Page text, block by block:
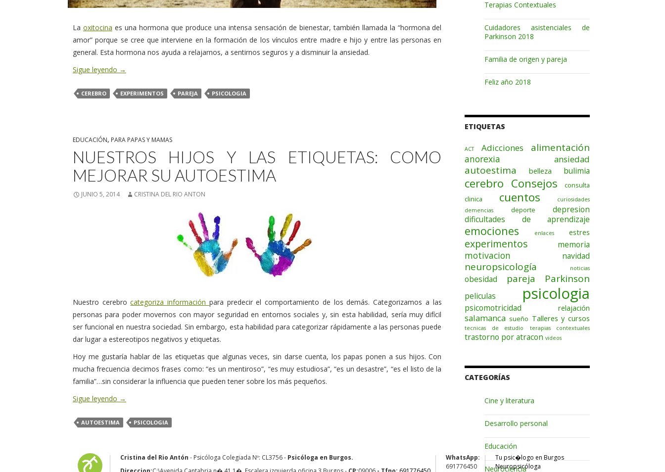
La oxitocina es una hormona que produce una intensa sensación de bienestar, también llamada la “hormona del
amor” porque se cree que interviene en la formación de los vínculos entre madre e hijo y entre las personas en
general. Esta hormona nos ayuda a relajarnos, a sentirnos seguros y a disminuir la ansiedad.
Sigue leyendo →
CEREBRO EXPERIMENTOS PAREJA PSICOLOGIA
EDUCACIÓN, PARA PAPAS Y MAMAS
NUESTROS HIJOS Y LAS ETIQUETAS: COMO
MEJORAR SU AUTOESTIMA
JUNIO 5, 2014 CRISTINA DEL RIO ANTON
Nuestro cerebrocategoriza información para predecir el comportamiento de los demás. Categorizamos a las
personas para poder movernos con mayor seguridad en entornos sociales y, sin esta habilidad, sería muy difícil
ser funcional en nuestra sociedad. Sin embargo, esta habilidad para categorizar rápidamente a las personas puede
dar lugar a estereotipos negativos y etiquetas.
Hoy me gustaría hablar de las etiquetas que algunas veces, sin darse cuenta, los papas ponen a sus hijos. Con
mucha frecuencia decimos frases como: “es un mentiroso”, “es muy estudiosa”, “es un desastre”, “es el listo de la
familia”…sin considerar la influencia que pueden tener sobre los más pequeños.
Sigue leyendo →
AUTOESTIMA PSICOLOGIA
Terapias Contextuales
Cuidadores asistenciales de
Parkinson 2018
Familia de origen y pareja
Feliz año 2018
ETIQUETAS
ACT Adicciones alimentación
anorexia ansiedad
autoestima belleza bulimia
cerebro Consejos
consulta
clinica
cuentos
curiosidades
demencias
deporte
depresion
dificultades de aprendizaje
emociones enlaces estres
experimentos memoria
motivacion navidad
neuropsicología noticias
obesidad pareja Parkinson
peliculas psicologia
psicomotricidad relajación
salamanca sueño Talleres y cursos
tecnicas de estudio terapias contextuales
trastorno por atracon videos
CATEGORÍAS
Cine y literatura
Desarrollo personal
Educación
Neurociencia
Cristina del Rio Antón - Psicóloga Colegiada Nº: CL3756 - Psicóloga en Burgos.
WhatsApp:
691776450
Tu psic�logo en Burgos
Neuropsicóloga